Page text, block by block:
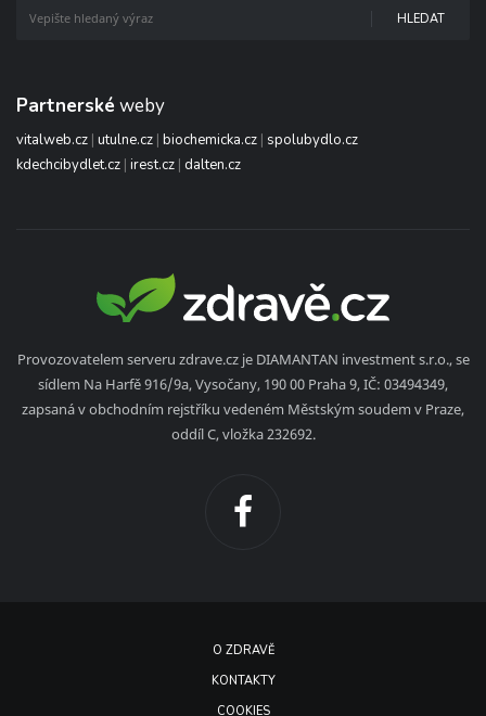
HLEDAT
Partnerské weby
vitalweb.cz | utulne.cz | biochemicka.cz | spolubydlo.cz
kdechcibydlet.cz | irest.cz | dalten.cz
Provozovatelem serveru zdrave.cz je DIAMANTAN investment s.r.o., se
sídlem Na Harfě 916/9a, Vysočany, 190 00 Praha 9, IČ: 03494349,
zapsaná v obchodním rejstříku vedeném Městským soudem v Praze,
oddíl C, vložka 232692.
O ZDRAVĚ
KONTAKTY
COOKIES